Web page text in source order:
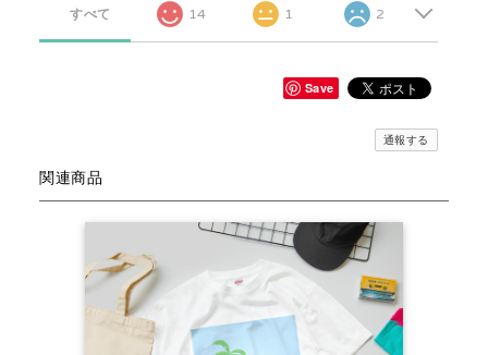
すべて 14 1 2
Save
通報する
関連商品